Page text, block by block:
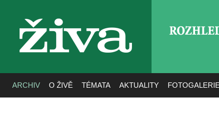
živa
ARCHIV O ŽIVĚ TÉMATA AKTUALITY